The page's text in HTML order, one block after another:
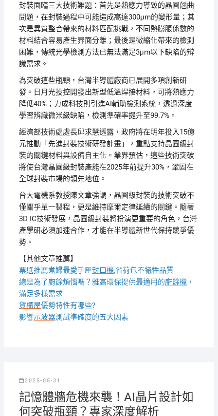
封裝面臨三大技術難題：首先是熱應力導致的晶圓翹曲
問題，在封裝過程中可能造成高達300μm的變形量；其
次是異質整合帶來的材料匹配挑戰，不同熱膨脹係數的
材料結合容易產生界面分離；最後是微縮化帶來的檢測
困難，傳統光學檢測方法已無法滿足3μm以下缺陷的辨
識需求。
為突破這些瓶頸，台灣半導體廠商已展開多項創新研
發。日月光投控開發出新型低溫焊接材料，可將熱應力
降低40%；力成科技則引進AI輔助檢測系統，透過深度
學習辨識微米級缺陷，檢測準確率提升至99.7%。
經濟部技術處處長邱求慧透露，政府將在明年投入15億
元推動「先進封裝技術研發計畫」，重點支持晶圓級封
裝的關鍵材料與設備自主化。業界預估，這些技術突破
將使台灣晶圓級封裝產能在2025年前提升30%，鞏固在
全球封裝市場的領先地位。
台大電機系教授陳文章強調，晶圓級封裝的技術突破不
僅關乎單一製程，更是維持摩爾定律延續的關鍵。隨著
3D IC技術發展，晶圓級封裝將扮演更重要的角色，台灣
產學研必須加速合作，才能在半導體新世代保持競爭優
勢。
【其他文章推薦】
票選推薦煮婦最愛手壓封口機,省荷包不犧牲品質
總是為了廚餘煩惱嗎？雅高環保提供最適用的廚餘機，
滿足多樣需求
貨櫃屋優勢特性有哪些?
影響示波器測試準確度的五大因素
2025-05-31
記憶體牆危機來襲！AI晶片設計如
何突破瓶頸？專家深度解析